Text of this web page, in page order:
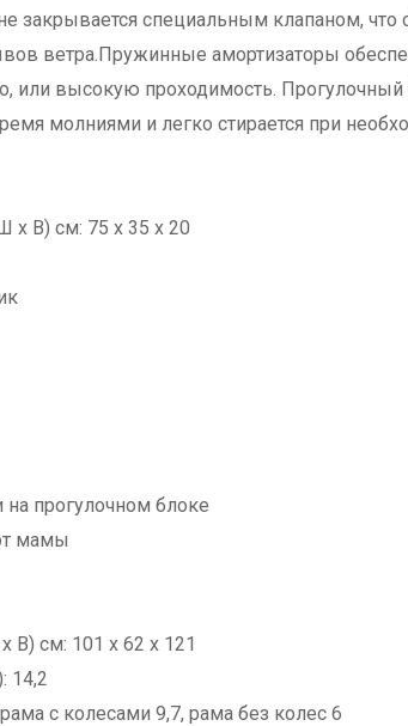
закрывается специальным клапаном,
ветра.Пружинные амортизаторы
или высокую проходимость.
молниями и легко стирается при
х В) см: 75 х 35 х 20
прогулочном блоке
мамы
В) см: 101 х 62 х 121
14,2
с колесами 9,7, рама без колес 6